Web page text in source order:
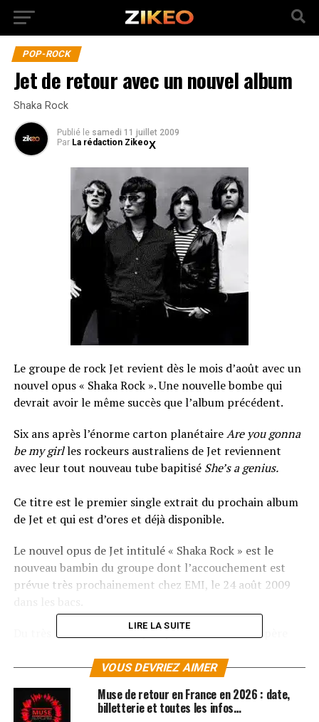
POP-ROCK
Jet de retour avec un nouvel album
Shaka Rock
Publié le samedi 11 juillet 2009
Par La rédaction Zikeo
Le groupe de rock Jet revient dès le mois d’août avec un
nouvel opus « Shaka Rock ». Une nouvelle bombe qui
devrait avoir le même succès que l’album précédent.
Six ans après l’énorme carton planétaireAre you gonna
be my girlles rockeurs australiens de Jet reviennent
avec leur tout nouveau tube bapitisé She’s a genius.
Ce titre est le premier single extrait du prochain album
de Jet et qui est d’ores et déjà disponible.
Le nouvel opus de Jet intitulé « Shaka Rock » est le
nouveau bambin du groupe dont l’accouchement est
prévue très prochainement chez EMI, le 24 août 2009
Du très très bon rock en perspective avec on l’éspère
dernier album devrait être encore meilleur que les
précédents. Le rock n’est pas mort il a pris son envol en
Jet privé !
LIRE LA SUITE
VOUS DEVRIEZ AIMER
Muse de retour en France en 2026 : date,
billetterie et toutes les infos…